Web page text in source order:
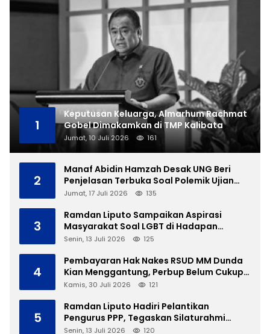
1
Keputusan Keluarga, Almarhum Rachmat
Gobel Dimakamkan di TMP Kalibata
Jumat, 10 Juli 2026 161
2
Manaf Abidin Hamzah Desak UNG Beri
Penjelasan Terbuka Soal Polemik Ujian
Skripsi Mahasiswi
Jumat, 17 Juli 2026 135
3
Ramdan Liputo Sampaikan Aspirasi
Masyarakat Soal LGBT di Hadapan
Gubernur Gusnar
Senin, 13 Juli 2026 125
4
Pembayaran Hak Nakes RSUD MM Dunda
Kian Menggantung, Perbup Belum Cukup
Tanpa Direktur Definitif
Kamis, 30 Juli 2026 121
5
Ramdan Liputo Hadiri Pelantikan
Pengurus PPP, Tegaskan Silaturahmi
Antarpartai Kunci Membangun Gorontalo
Senin, 13 Juli 2026 120